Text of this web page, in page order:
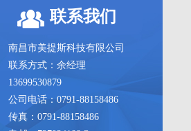
联系我们
南昌市美提斯科技有限公司
联系方式：余经理
13699530879
公司电话：0791-88158486
传真：0791-88158486